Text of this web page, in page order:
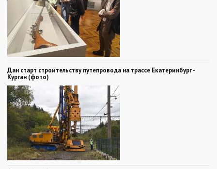
Дан старт строительству путепровода на трассе Екатеринбург -
Курган (фото)